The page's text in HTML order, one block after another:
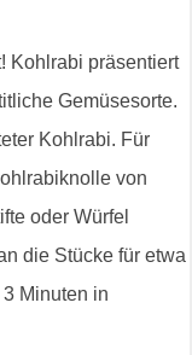
Kohlrabi präsentiert
Gemüsesorte.
Kohlrabi. Für
von
oder Würfel
die Stücke für etwa
Minuten in